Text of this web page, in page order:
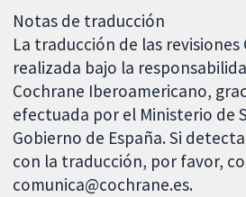
Notas de traducción
La traducción de las revisiones
realizada bajo la
Cochrane Iberoamericano,
efectuada por el Ministerio de
Gobierno de España. Si
con la traducción, por favor,
comunica@cochrane.es.